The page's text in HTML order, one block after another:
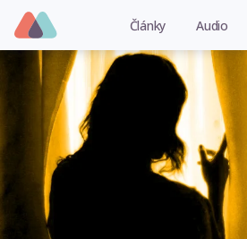
Články Audio